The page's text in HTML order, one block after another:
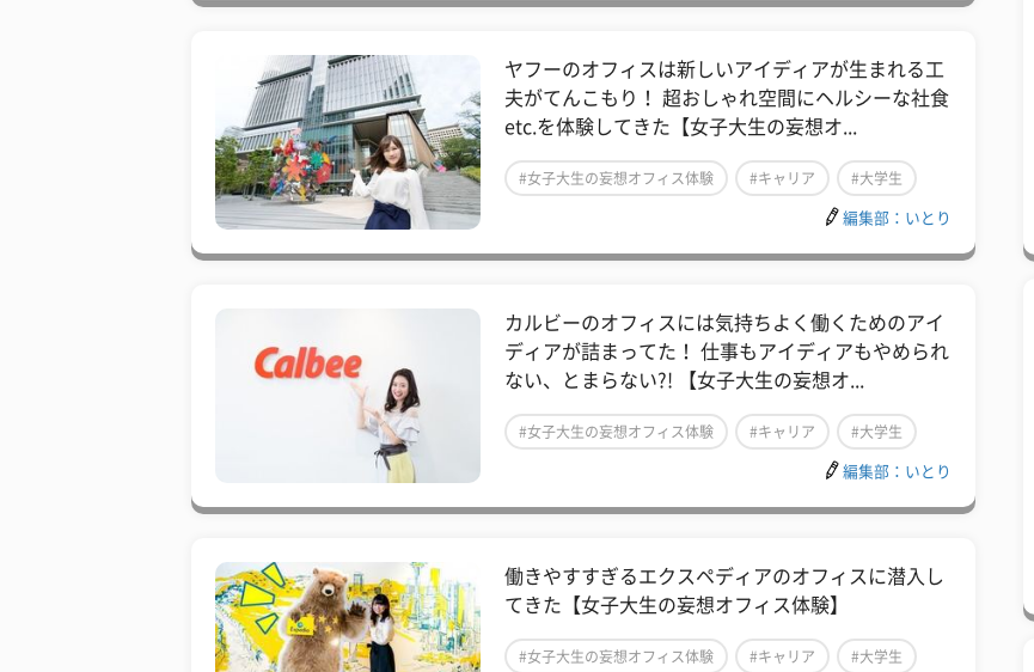
ヤフーのオフィスは新しいアイディアが生まれる工
夫がてんこもり！ 超おしゃれ空間にヘルシーな社食
etc.を体験してきた【女子大生の妄想オ...
#女子大生の妄想オフィス体験 #キャリア #大学生
編集部：いとり
カルビーのオフィスには気持ちよく働くためのアイ
ディアが詰まってた！ 仕事もアイディアもやめられ
ない、とまらない?! 【女子大生の妄想オ...
#女子大生の妄想オフィス体験 #キャリア #大学生
編集部：いとり
働きやすすぎるエクスペディアのオフィスに潜入し
てきた【女子大生の妄想オフィス体験】
#女子大生の妄想オフィス体験 #キャリア #大学生